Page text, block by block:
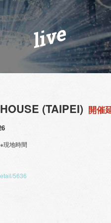
live
(TAIPEI) 開催
現地時間
5636